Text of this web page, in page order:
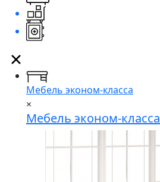
Мебель эконом-класса
×
Мебель эконом-класса